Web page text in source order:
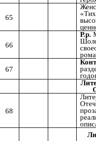
65
66
Р.р.
67
68